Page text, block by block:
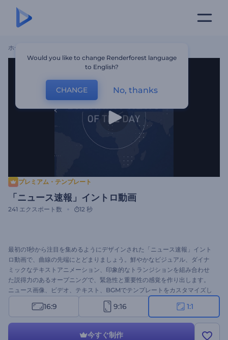
ホーム
プレミアム・テンプレート
「ニュース速報」イントロ動画
241 エクスポート数 12 秒
最初の1秒から注目を集めるようにデザインされた「ニュース速報」イント
ロ動画で、曲線の先端にとどまりましょう。鮮やかなビジュアル、ダイナ
ミックなテキストアニメーション、印象的なトランジションを組み合わせ
た説得力のあるオープニングで、緊急性と重要性の感覚を作り出します。
ニュース画像、ビデオ、テキスト、BGMでテンプレートをカスタマイズし
て、あなたのコンテンツを際立たせましょう。世界のニュースでも地元の
最新情報でも、このテンプレートは最新のニュースを紹介し、視聴者を魅
ションを向上させましょう！
16:9 9:16 1:1
今すぐ制作
Would you like to change Renderforest language
to English?
CHANGE No, thanks